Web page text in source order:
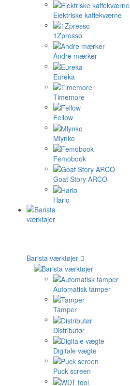
Elektriske kaffekværne
1Zpresso
Andre mærker
Eureka
Timemore
Fellow
Mlynko
Femobook
Goat Story ARCO
Hario
Barista værktøjer
Automatisk tamper
Tamper
Distributør
Digitale vægte
Puck screen